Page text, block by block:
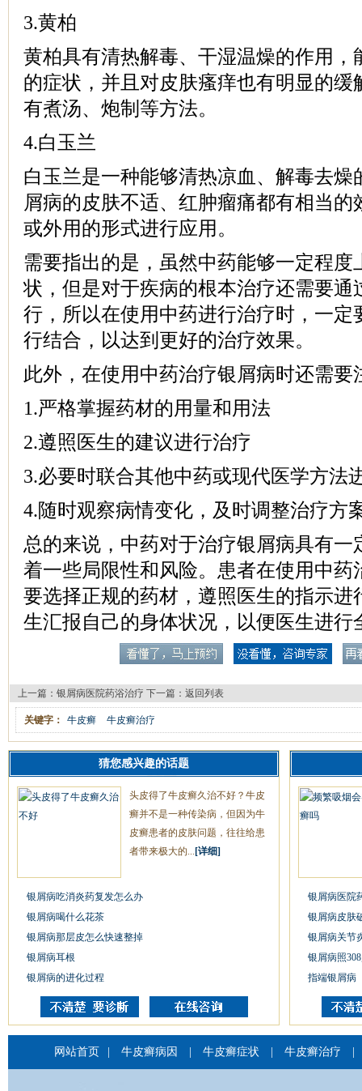
3.黄柏
黄柏具有清热解毒、干湿温燥的作用，
的症状，并且对皮肤瘙痒也有明显的缓
有煮汤、炮制等方法。
4.白玉兰
白玉兰是一种能够清热凉血、解毒去燥
屑病的皮肤不适、红肿瘤痛都有相当的
或外用的形式进行应用。
需要指出的是，虽然中药能够一定程度
状，但是对于疾病的根本治疗还需要通
行，所以在使用中药进行治疗时，一定
行结合，以达到更好的治疗效果。
此外，在使用中药治疗银屑病时还需要
1.严格掌握药材的用量和用法
2.遵照医生的建议进行治疗
3.必要时联合其他中药或现代医学方法
4.随时观察病情变化，及时调整治疗方
总的来说，中药对于治疗银屑病具有一
着一些局限性和风险。患者在使用中药
要选择正规的药材，遵照医生的指示进
生汇报自己的身体状况，以便医生进行
上一篇： 银屑病医院药浴治疗 下一篇： 返回列表
关键字： 牛皮癣 牛皮癣治疗
猜您感兴趣的话题
头皮得了牛皮癣久治不好？牛皮
癣并不是一种传染病，但因为牛
皮癣患者的皮肤问题，往往给患
者带来极大的... [详细]
银屑病吃消炎药复发怎么办
银屑病喝什么花茶
银屑病那层皮怎么快速整掉
银屑病耳根
银屑病的进化过程
银屑病医院
银屑病皮肤
银屑病关节
银屑病照
指端银屑病
网站首页 牛皮癣病因 牛皮癣症状 牛皮癣治疗